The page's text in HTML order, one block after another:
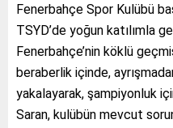
Fenerbahçe Spor Kulübü
TSYD’de yoğun katılımla
Fenerbahçe’nin köklü
beraberlik içinde,
yakalayarak, şampiyonluk
Saran, kulübün mevcut